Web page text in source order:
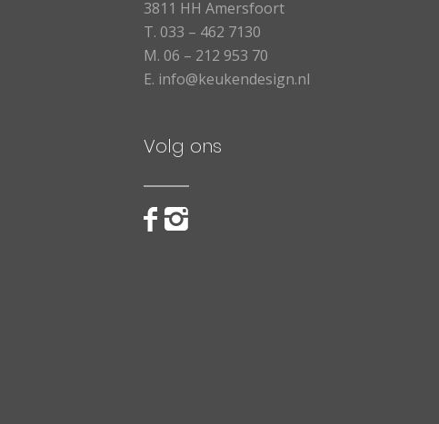
3811 HH Amersfoort
T. 033 – 462 7130
M. 06 – 212 953 70
E. info@keukendesign.nl
Volg ons